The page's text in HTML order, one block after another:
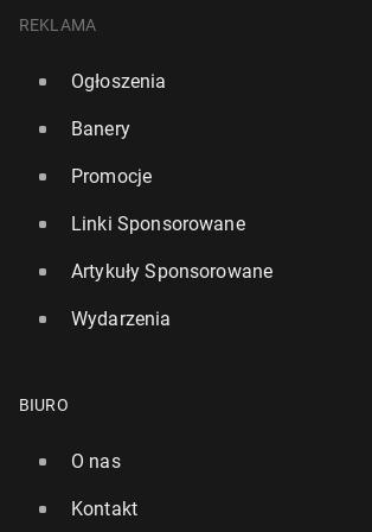
REKLAMA
Ogłoszenia
Banery
Promocje
Linki Sponsorowane
Artykuły Sponsorowane
Wydarzenia
BIURO
O nas
Kontakt